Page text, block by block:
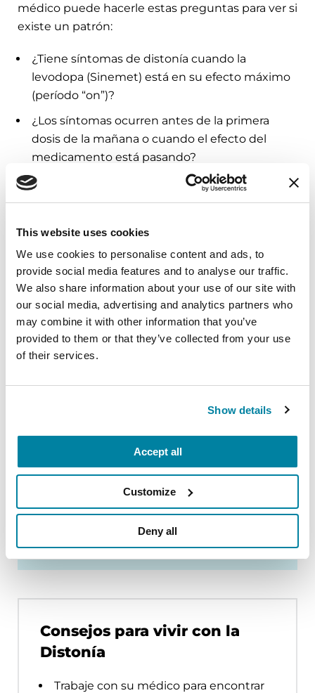
This website uses cookies
We use cookies to personalise content and ads, to
provide social media features and to analyse our traffic.
We also share information about your use of our site with
our social media, advertising and analytics partners who
may combine it with other information that you’ve
provided to them or that they’ve collected from your use
of their services.
Show details
Accept all
Customize
Deny all
médico puede hacerle estas preguntas para ver si
existe un patrón:
¿Tiene síntomas de distonía cuando la
levodopa (Sinemet) está en su efecto máximo
(período “on”)?
¿Los síntomas ocurren antes de la primera
dosis de la mañana o cuando el efecto del
medicamento está pasando?
Bajo indicación de su médico, ajustar la dosis o la
frecuencia del medicamento puede ayudar a
aliviar la distonía. Por ejemplo, si usted tiene
primera dosis de levodopa haga efecto, su
médico puede agregar una dosis más de
carbidopa-levodopa de liberación controlada o un
agonista de la dopamina de acción prolongada a
la hora de acostarse.
Inyecciones de toxina
botulínica
Estimulación Cerebral
Profunda
Consejos para vivir con la
Distonía
Trabaje con su médico para encontrar